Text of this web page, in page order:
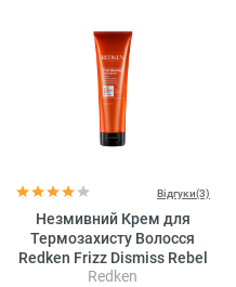
Відгуки(3)
Незмивний Крем для
Термозахисту Волосся
Redken Frizz Dismiss Rebel
Tame
Redken